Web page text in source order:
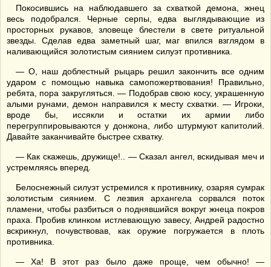
Покосившись на наблюдавшего за схваткой демона, жнец
весь подобрался. Черные серпы, едва выглядывающие из
просторных рукавов, зловеще блестели в свете ритуальной
звезды. Сделав едва заметный шаг, маг впился взглядом в
наливающийся золотистым сиянием силуэт противника.
— О, наш доблестный рыцарь решил закончить все одним
ударом с помощью навыка самопожертвования! Правильно,
ребята, пора закругляться. — Подобрав свою косу, украшенную
алыми рунами, демон направился к месту схватки. — Игроки,
вроде бы, иссякли и остатки их армии либо
перегруппировываются у донжона, либо штурмуют капитолий.
Давайте заканчивайте быстрее схватку.
— Как скажешь, дружище!.. — Сказал ангел, вскидывая меч и
устремляясь вперед.
Белоснежный силуэт устремился к противнику, озаряя сумрак
золотистым сиянием. С лезвия архангела сорвался поток
пламени, чтобы разбиться о поднявшийся вокруг жнеца покров
праха. Пробив клинком истлевающую завесу, Андрей радостно
вскрикнул, почувствовав, как оружие погружается в плоть
противника.
— Ха! В этот раз было даже проще, чем обычно! —